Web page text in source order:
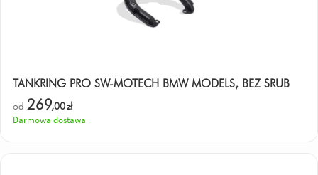
TANKRING PRO SW-MOTECH BMW MODELS, BEZ ŚRUB
od 269,00zł
Darmowa dostawa